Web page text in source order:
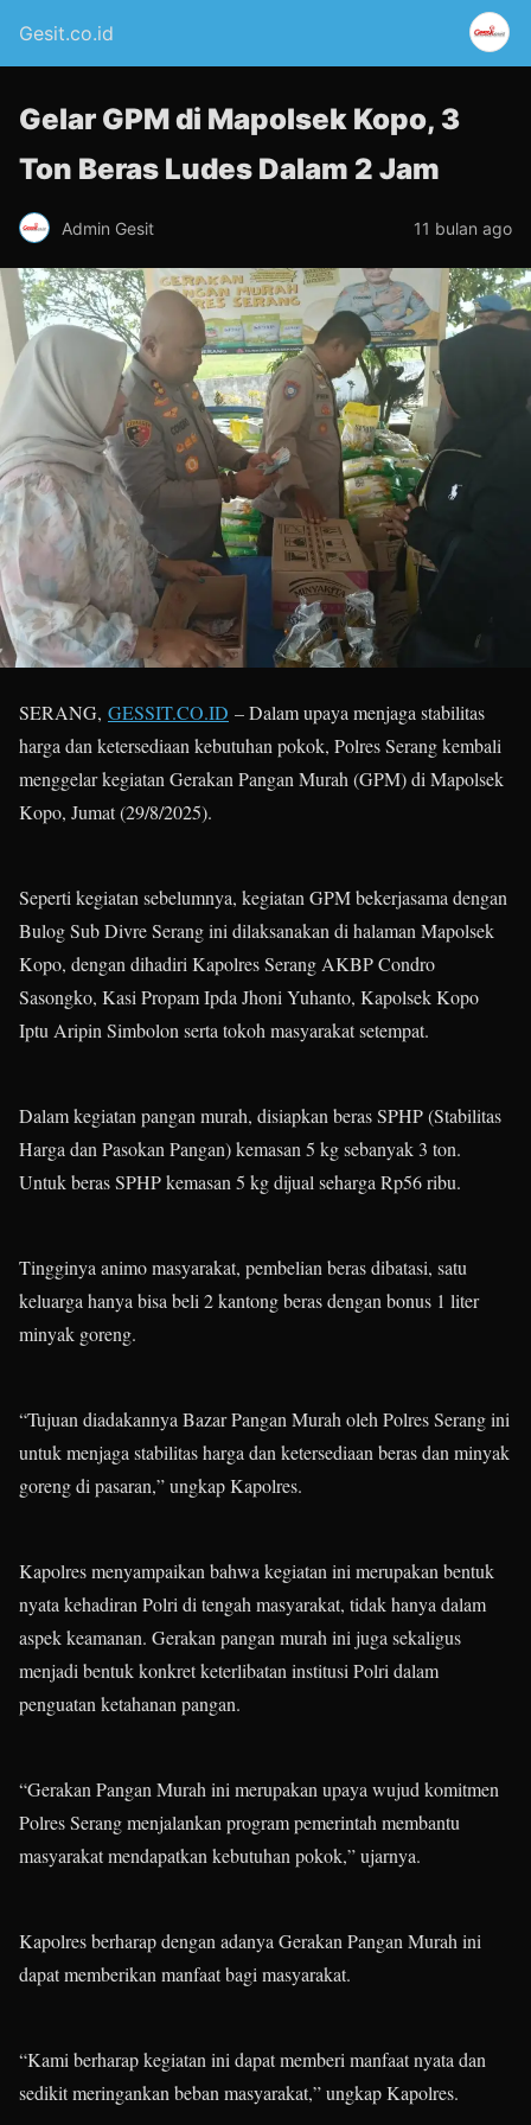
Gesit.co.id
Gelar GPM di Mapolsek Kopo, 3
Ton Beras Ludes Dalam 2 Jam
Admin Gesit 11 bulan ago
SERANG, GESSIT.CO.ID – Dalam upaya menjaga stabilitas
harga dan ketersediaan kebutuhan pokok, Polres Serang kembali
menggelar kegiatan Gerakan Pangan Murah (GPM) di Mapolsek
Kopo, Jumat (29/8/2025).
Seperti kegiatan sebelumnya, kegiatan GPM bekerjasama dengan
Bulog Sub Divre Serang ini dilaksanakan di halaman Mapolsek
Kopo, dengan dihadiri Kapolres Serang AKBP Condro
Sasongko, Kasi Propam Ipda Jhoni Yuhanto, Kapolsek Kopo
Iptu Aripin Simbolon serta tokoh masyarakat setempat.
Dalam kegiatan pangan murah, disiapkan beras SPHP (Stabilitas
Harga dan Pasokan Pangan) kemasan 5 kg sebanyak 3 ton.
Untuk beras SPHP kemasan 5 kg dijual seharga Rp56 ribu.
Tingginya animo masyarakat, pembelian beras dibatasi, satu
keluarga hanya bisa beli 2 kantong beras dengan bonus 1 liter
minyak goreng.
“Tujuan diadakannya Bazar Pangan Murah oleh Polres Serang ini
untuk menjaga stabilitas harga dan ketersediaan beras dan minyak
goreng di pasaran,” ungkap Kapolres.
Kapolres menyampaikan bahwa kegiatan ini merupakan bentuk
nyata kehadiran Polri di tengah masyarakat, tidak hanya dalam
aspek keamanan. Gerakan pangan murah ini juga sekaligus
menjadi bentuk konkret keterlibatan institusi Polri dalam
penguatan ketahanan pangan.
“Gerakan Pangan Murah ini merupakan upaya wujud komitmen
Polres Serang menjalankan program pemerintah membantu
masyarakat mendapatkan kebutuhan pokok,” ujarnya.
Kapolres berharap dengan adanya Gerakan Pangan Murah ini
dapat memberikan manfaat bagi masyarakat.
“Kami berharap kegiatan ini dapat memberi manfaat nyata dan
sedikit meringankan beban masyarakat,” ungkap Kapolres.